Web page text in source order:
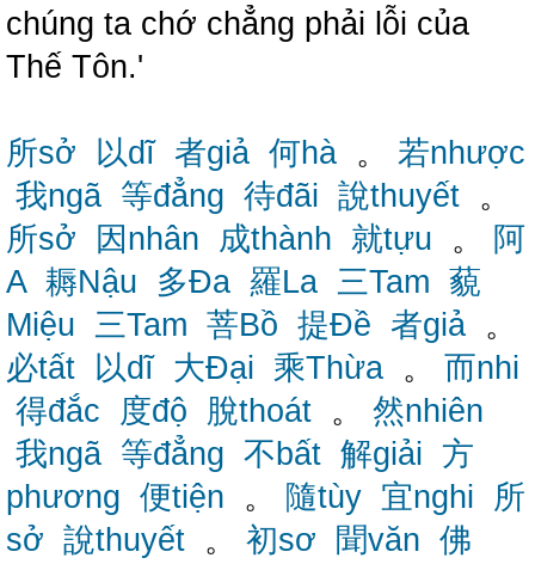
chúng ta chớ chẳng phải lỗi của
Thế Tôn.'
所sở 以dĩ 者giả 何hà 。 若nhược
我ngã 等đẳng 待đãi 說thuyết 。
所sở
因nhân 成thành 就tựu 。 阿
A 耨Nậu 多Đa 羅La 三Tam 藐
Miệu 三Tam 菩Bồ 提Đề 者giả 。
必tất 以dĩ 大Đại 乘Thừa 。 而nhi
得đắc
度độ 脫thoát 。 然nhiên
我ngã 等đẳng 不bất 解giải 方
phương 便tiện 。 隨tùy 宜nghi
所
sở 說thuyết 。 初sơ 聞văn 佛